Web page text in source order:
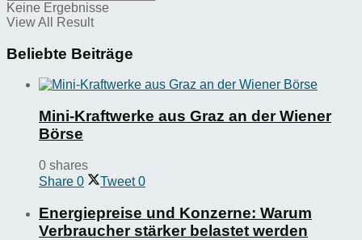
Keine Ergebnisse
View All Result
Beliebte Beiträge
Mini-Kraftwerke aus Graz an der Wiener
Börse
0 shares
Share 0 Tweet 0
Energiepreise und Konzerne: Warum
Verbraucher stärker belastet werden